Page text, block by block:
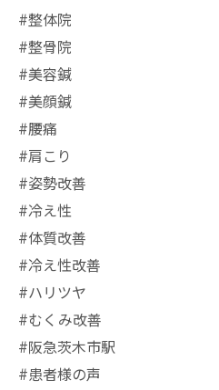
#整体院
#整骨院
#美容鍼
#美顔鍼
#腰痛
#肩こり
#姿勢改善
#冷え性
#体質改善
#冷え性改善
#ハリツヤ
#むくみ改善
#阪急茨木市駅
⁡#患者様の声